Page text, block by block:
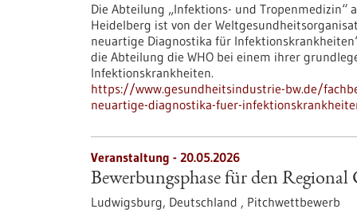
Die Abteilung „Infektions- und
Heidelberg ist von der
neuartige Diagnostika für
die Abteilung die WHO bei einem ihrer
Infektionskrankheiten.
https://www.gesundheitsindustrie-bw.de/
neuartige-diagnostika-fuer-
Veranstaltung - 20.05.2026
Bewerbungsphase für den
Ludwigsburg, Deutschland , Pitchwettbewerb